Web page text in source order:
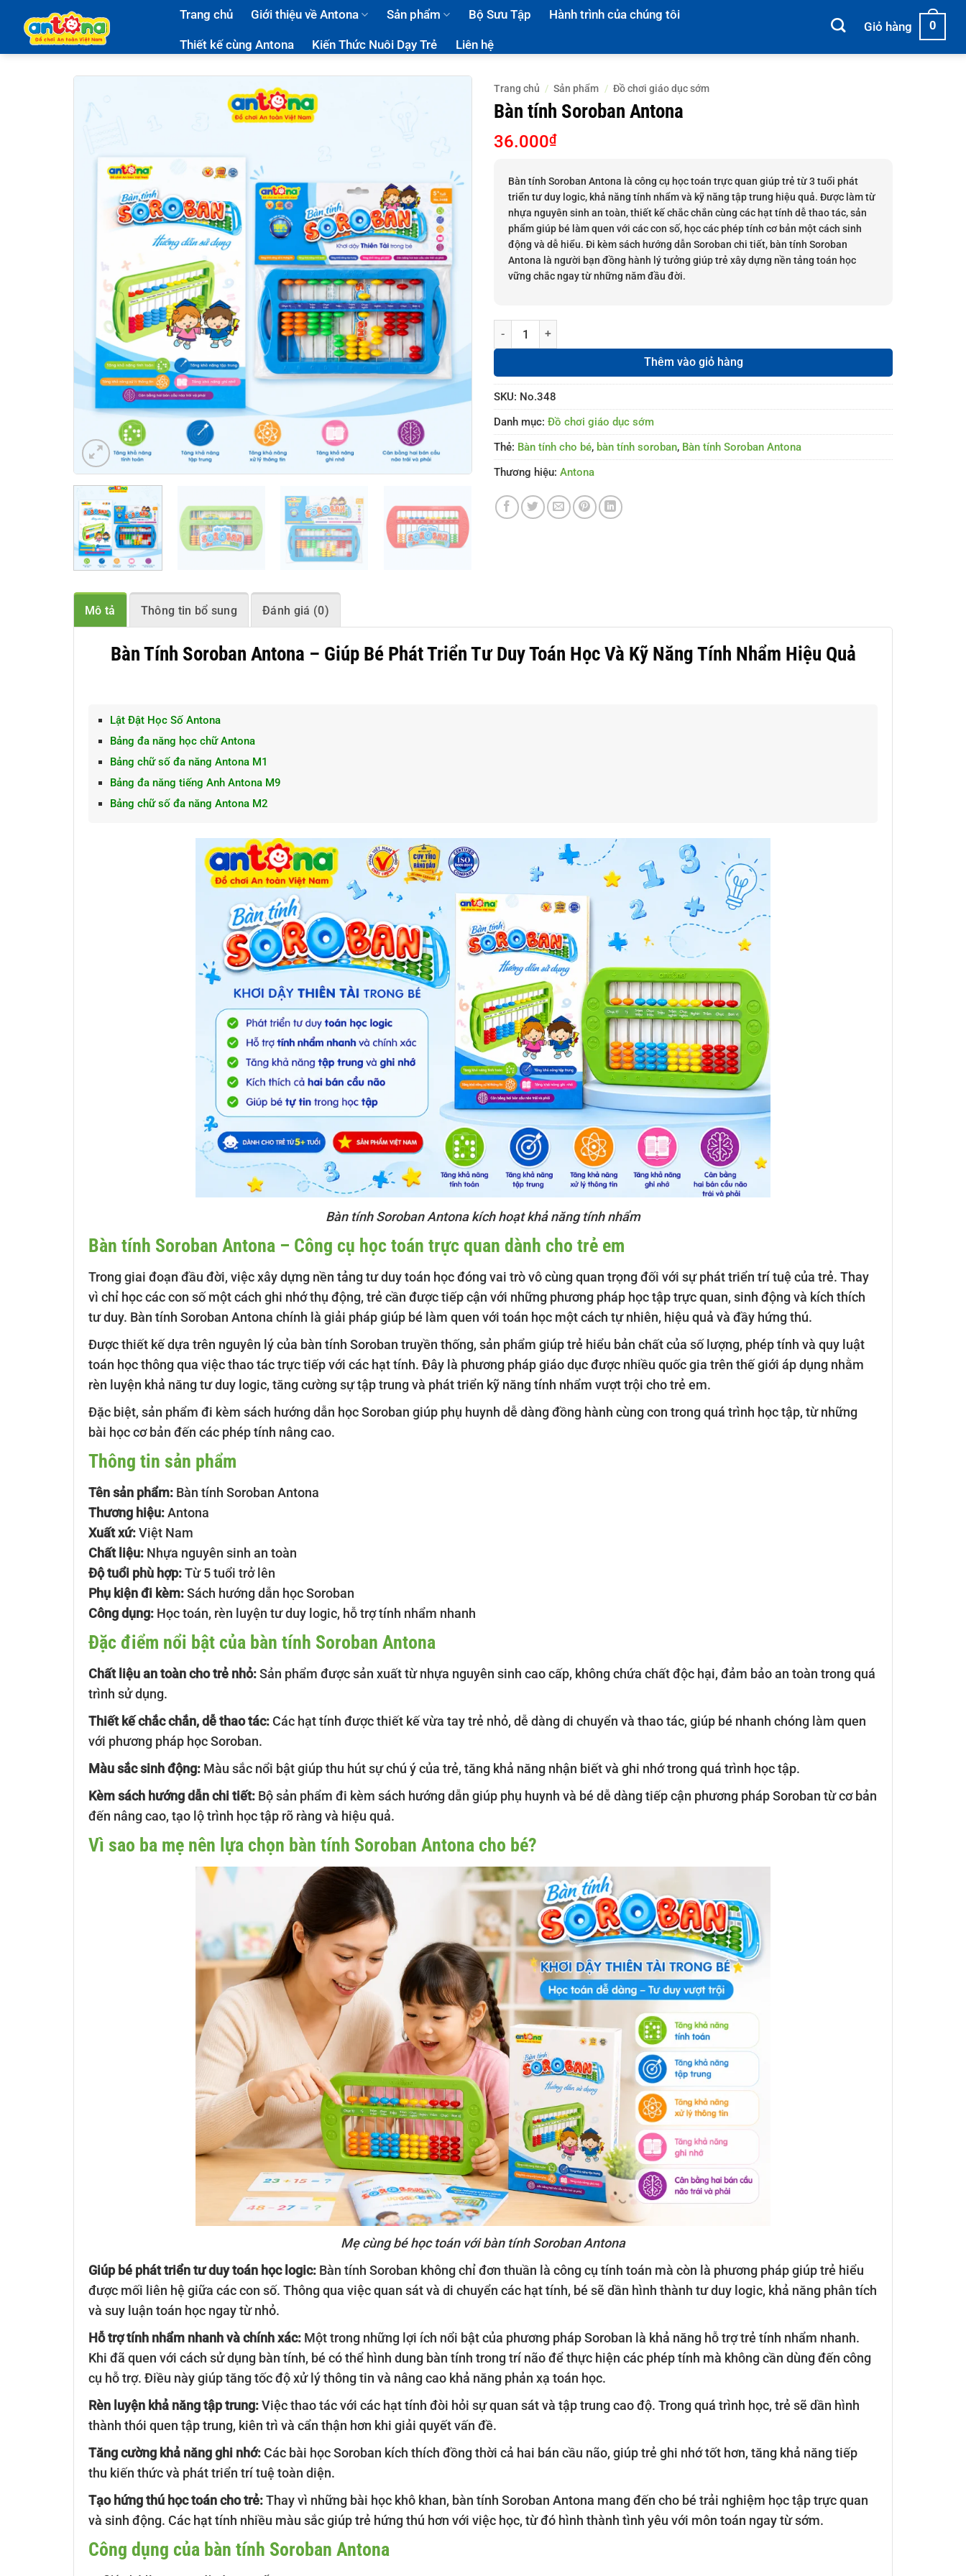
Trang chủ Giới thiệu về Antona Sản phẩm Bộ Sưu Tập Hành trình của chúng tôi
Thiết kế cùng Antona Kiến Thức Nuôi Dạy Trẻ Liên hệ
Giỏ hàng 0
Trang chủ / Sản phẩm / Đồ chơi giáo dục sớm
Bàn tính Soroban Antona
36.000₫
Bàn tính Soroban Antona là công cụ học toán trực quan giúp trẻ từ 3 tuổi phát
triển tư duy logic, khả năng tính nhẩm và kỹ năng tập trung hiệu quả. Được làm từ
nhựa nguyên sinh an toàn, thiết kế chắc chắn cùng các hạt tính dễ thao tác, sản
phẩm giúp bé làm quen với các con số, học các phép tính cơ bản một cách sinh
động và dễ hiểu. Đi kèm sách hướng dẫn Soroban chi tiết, bàn tính Soroban
Antona là người bạn đồng hành lý tưởng giúp trẻ xây dựng nền tảng toán học
vững chắc ngay từ những năm đầu đời.
Bàn tính Soroban Antona số lượng
Thêm vào giỏ hàng
SKU: No.348
Danh mục: Đồ chơi giáo dục sớm
Thẻ: Bàn tính cho bé, bàn tính soroban, Bàn tính Soroban Antona
Thương hiệu: Antona
Mô tả Thông tin bổ sung Đánh giá (0)
Bàn Tính Soroban Antona – Giúp Bé Phát Triển Tư Duy Toán Học Và Kỹ Năng Tính Nhẩm Hiệu Quả
Lật Đật Học Số Antona
Bảng đa năng học chữ Antona
Bảng chữ số đa năng Antona M1
Bảng đa năng tiếng Anh Antona M9
Bảng chữ số đa năng Antona M2
Bàn tính Soroban Antona kích hoạt khả năng tính nhẩm
Bàn tính Soroban Antona – Công cụ học toán trực quan dành cho trẻ em
Trong giai đoạn đầu đời, việc xây dựng nền tảng tư duy toán học đóng vai trò vô cùng quan trọng đối với sự phát triển trí tuệ của trẻ. Thay
vì chỉ học các con số một cách ghi nhớ thụ động, trẻ cần được tiếp cận với những phương pháp học tập trực quan, sinh động và kích thích
tư duy. Bàn tính Soroban Antona chính là giải pháp giúp bé làm quen với toán học một cách tự nhiên, hiệu quả và đầy hứng thú.
Được thiết kế dựa trên nguyên lý của bàn tính Soroban truyền thống, sản phẩm giúp trẻ hiểu bản chất của số lượng, phép tính và quy luật
toán học thông qua việc thao tác trực tiếp với các hạt tính. Đây là phương pháp giáo dục được nhiều quốc gia trên thế giới áp dụng nhằm
rèn luyện khả năng tư duy logic, tăng cường sự tập trung và phát triển kỹ năng tính nhẩm vượt trội cho trẻ em.
Đặc biệt, sản phẩm đi kèm sách hướng dẫn học Soroban giúp phụ huynh dễ dàng đồng hành cùng con trong quá trình học tập, từ những
bài học cơ bản đến các phép tính nâng cao.
Thông tin sản phẩm
Tên sản phẩm: Bàn tính Soroban Antona
Thương hiệu:Antona
Xuất xứ:Việt Nam
Chất liệu: Nhựa nguyên sinh an toàn
Độ tuổi phù hợp:Từ 5 tuổi trở lên
Phụ kiện đi kèm:Sách hướng dẫn học Soroban
Công dụng: Học toán, rèn luyện tư duy logic, hỗ trợ tính nhẩm nhanh
Đặc điểm nổi bật của bàn tính Soroban Antona
Chất liệu an toàn cho trẻ nhỏ:Sản phẩm được sản xuất từ nhựa nguyên sinh cao cấp, không chứa chất độc hại, đảm bảo an toàn trong quá
trình sử dụng.
Thiết kế chắc chắn, dễ thao tác: Các hạt tính được thiết kế vừa tay trẻ nhỏ, dễ dàng di chuyển và thao tác, giúp bé nhanh chóng làm quen
với phương pháp học Soroban.
Màu sắc sinh động: Màu sắc nổi bật giúp thu hút sự chú ý của trẻ, tăng khả năng nhận biết và ghi nhớ trong quá trình học tập.
Kèm sách hướng dẫn chi tiết: Bộ sản phẩm đi kèm sách hướng dẫn giúp phụ huynh và bé dễ dàng tiếp cận phương pháp Soroban từ cơ bản
đến nâng cao, tạo lộ trình học tập rõ ràng và hiệu quả.
Vì sao ba mẹ nên lựa chọn bàn tính Soroban Antona cho bé?
Mẹ cùng bé học toán với bàn tính Soroban Antona
Giúp bé phát triển tư duy toán học logic: Bàn tính Soroban không chỉ đơn thuần là công cụ tính toán mà còn là phương pháp giúp trẻ hiểu
được mối liên hệ giữa các con số. Thông qua việc quan sát và di chuyển các hạt tính, bé sẽ dần hình thành tư duy logic, khả năng phân tích
và suy luận toán học ngay từ nhỏ.
Hỗ trợ tính nhẩm nhanh và chính xác: Một trong những lợi ích nổi bật của phương pháp Soroban là khả năng hỗ trợ trẻ tính nhẩm nhanh.
Khi đã quen với cách sử dụng bàn tính, bé có thể hình dung bàn tính trong trí não để thực hiện các phép tính mà không cần dùng đến công
cụ hỗ trợ. Điều này giúp tăng tốc độ xử lý thông tin và nâng cao khả năng phản xạ toán học.
Rèn luyện khả năng tập trung:Việc thao tác với các hạt tính đòi hỏi sự quan sát và tập trung cao độ. Trong quá trình học, trẻ sẽ dần hình
thành thói quen tập trung, kiên trì và cẩn thận hơn khi giải quyết vấn đề.
Tăng cường khả năng ghi nhớ: Các bài học Soroban kích thích đồng thời cả hai bán cầu não, giúp trẻ ghi nhớ tốt hơn, tăng khả năng tiếp
thu kiến thức và phát triển trí tuệ toàn diện.
Tạo hứng thú học toán cho trẻ:Thay vì những bài học khô khan, bàn tính Soroban Antona mang đến cho bé trải nghiệm học tập trực quan
và sinh động. Các hạt tính nhiều màu sắc giúp trẻ hứng thú hơn với việc học, từ đó hình thành tình yêu với môn toán ngay từ sớm.
Công dụng của bàn tính Soroban Antona